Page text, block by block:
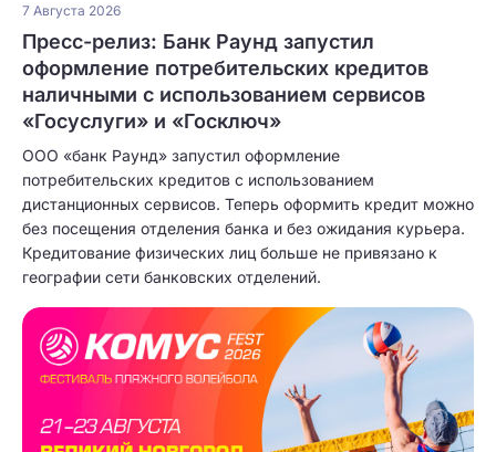
7 Августа 2026
Пресс-релиз: Банк Раунд запустил
оформление потребительских кредитов
наличными с использованием сервисов
«Госуслуги» и «Госключ»
ООО «банк Раунд» запустил оформление
потребительских кредитов с использованием
дистанционных сервисов. Теперь оформить кредит можно
без посещения отделения банка и без ожидания курьера.
Кредитование физических лиц больше не привязано к
географии сети банковских отделений.